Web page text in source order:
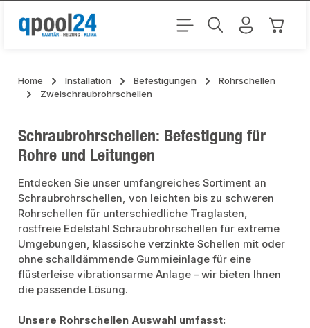
Zum Hauptinhalt springen
Home Installation Befestigungen
Rohrschellen
Zweischraubrohrschellen
Schraubrohrschellen: Befestigung für
Rohre und Leitungen
Entdecken Sie unser umfangreiches Sortiment an
Schraubrohrschellen, von leichten bis zu schweren
Rohrschellen für unterschiedliche Traglasten,
rostfreie Edelstahl Schraubrohrschellen für extreme
Umgebungen, klassische verzinkte Schellen mit oder
ohne schalldämmende Gummieinlage für eine
flüsterleise vibrationsarme Anlage – wir bieten Ihnen
die passende Lösung.
Unsere Rohrschellen Auswahl umfasst: